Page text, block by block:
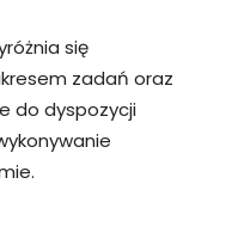
się
zadań oraz
do dyspozycji